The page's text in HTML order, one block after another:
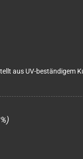
aus UV-beständigem